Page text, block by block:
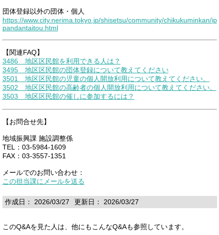
団体登録以外の団体・個人
https://www.city.nerima.tokyo.jp/shisetsu/community/chikukuminkan/ip
pandantaitou.html
【関連FAQ】
3486 地区区民館を利用できる人は？
3495 地区区民館の団体登録について教えてください
3501 地区区民館の児童の個人開放利用について教えてください。
3502 地区区民館の高齢者の個人開放利用について教えてください。
3503 地区区民館の催しに参加するには？
【お問合せ先】
地域振興課 施設調整係
TEL：03-5984-1609
FAX：03-3557-1351
メールでのお問い合わせ：
この担当課にメールを送る
作成日： 2026/03/27 更新日： 2026/03/27
このQ&Aを見た人は、他にもこんなQ&Aも参照しています。